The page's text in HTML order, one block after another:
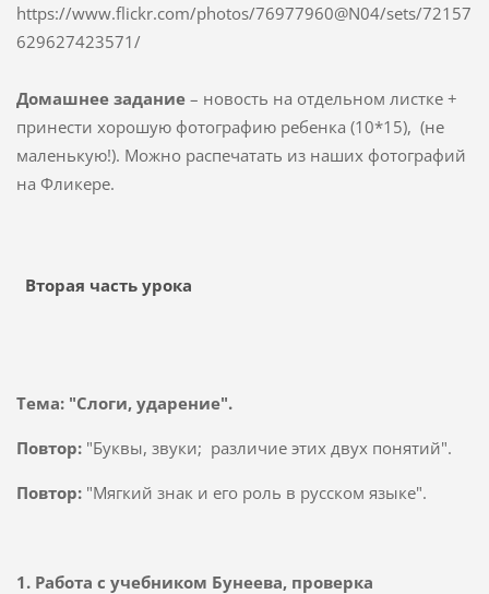
https://www.flickr.com/photos/76977960@N04/sets/72157
629627423571/
Домашнее задание– новость на отдельном листке +
принести хорошую фотографию ребенка (10*15), (не
маленькую!). Можно распечатать из наших фотографий
на Фликере.
Вторая часть урока
Тема: "Слоги, ударение".
Повтор:"Буквы, звуки; различие этих двух понятий".
Повтор: "Мягкий знак и его роль в русском языке".
1. Работа с учебником Бунеева, проверка